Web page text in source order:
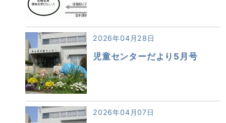
2026年04月28日
児童センターだより5月号
2026年04月07日